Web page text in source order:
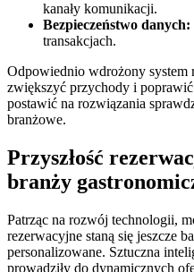
kanały komunikacji.
Bezpieczeństwo danych:
transakcjach.
Odpowiednio wdrożony system
zwiększyć przychody i
postawić na rozwiązania
branżowe.
Przyszłość
branży
Patrząc na rozwój technologii,
rezerwacyjne staną się jeszcze
personalizowane. Sztuczna
prowadziły do dynamicznych